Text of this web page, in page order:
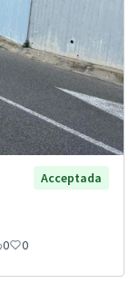
Acceptada
0 0